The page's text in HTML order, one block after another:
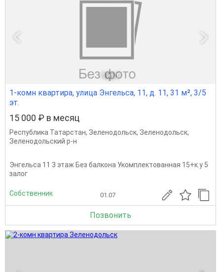
1 из 1
1-комн квартира, улица Энгельса, 11, д. 11, 31 м², 3/5
эт.
15 000 ₽ в месяц
Республика Татарстан, Зеленодольск, Зеленодольск,
Зеленодольский р-н
Энгельса 11 3 этаж Без балкона Укомплектованная 15+к.у 5
залог
Собственник 01.07
Позвонить